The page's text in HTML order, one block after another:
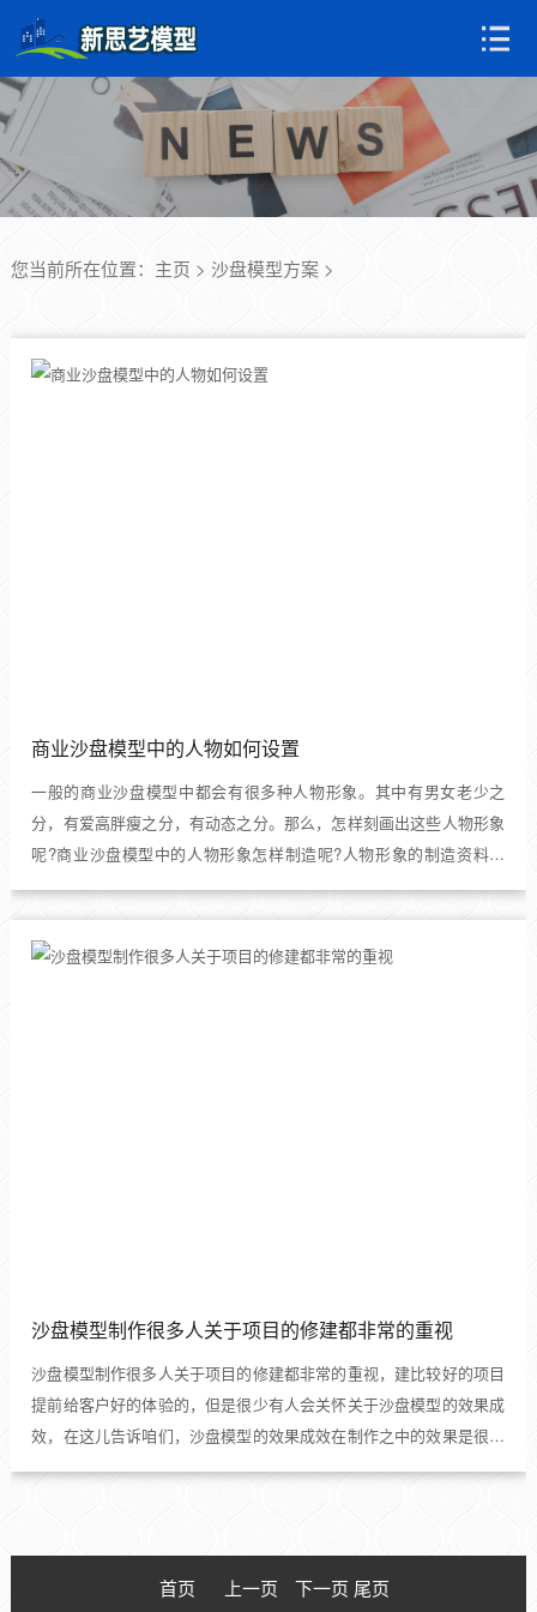
您当前所在位置： 主页 > 沙盘模型方案>
商业沙盘模型中的人物如何设置
一般的商业沙盘模型中都会有很多种人物形象。其中有男女老少之
分，有爱高胖瘦之分，有动态之分。那么，怎样刻画出这些人物形象
呢?商业沙盘模型中的人物形象怎样制造呢?人物形象的制造资料多
沙盘模型制作很多人关于项目的修建都非常的重视
沙盘模型制作很多人关于项目的修建都非常的重视，建比较好的项目
提前给客户好的体验的，但是很少有人会关怀关于沙盘模型的效果成
效，在这儿告诉咱们，沙盘模型的效果成效在制作之中的效果是很大
首页 上一页 下一页 尾页